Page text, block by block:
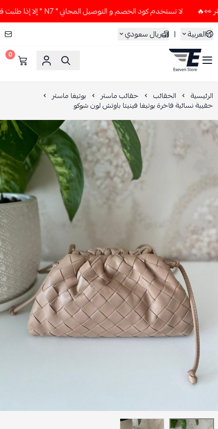
لا تستخدم كود الخصم و التوصيل المجاني " N7 " إلا إذا طلبت قطعتين أو أكثر 👀🔥
العربية
| ريال سعودي
ESEVEN STORE
0
الرئيسية الحقائب حقائب ماستر بوتيغا ماستر
حقيبة نسائية فاخرة بوتيغا فينيتا باوتش لون شوكو